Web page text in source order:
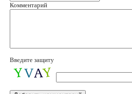
Комментарий
Введите защиту